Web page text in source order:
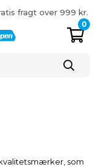
fragt over 999 kr.
41 128 128
0
som